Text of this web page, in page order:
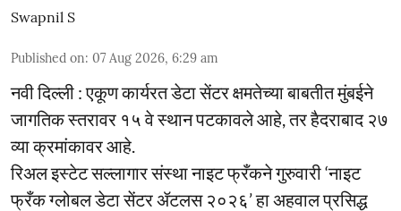
Swapnil S
Published on: 07 Aug 2026, 6:29 am
नवी दिल्ली : एकूण कार्यरत डेटा सेंटर क्षमतेच्या बाबतीत मुंबईने
जागतिक स्तरावर १५ वे स्थान पटकावले आहे, तर हैदराबाद २७
व्या क्रमांकावर आहे.
रिअल इस्टेट सल्लागार संस्था नाइट फ्रँकने गुरुवारी ‘नाइट
फ्रँक ग्लोबल डेटा सेंटर ॲटलस २०२६’ हा अहवाल प्रसिद्ध